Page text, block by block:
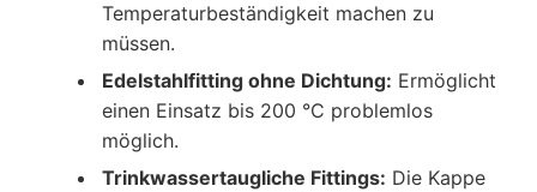
Temperaturbeständigkeit machen zu
müssen.
Edelstahlfitting ohne Dichtung: Ermöglicht
einen Einsatz bis 200 °C problemlos
möglich.
Trinkwassertaugliche Fittings: Die Kappe